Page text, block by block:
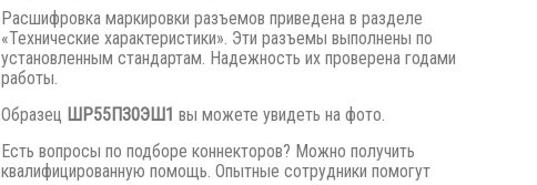
Расшифровка маркировки разъемов приведена в разделе
«Технические характеристики». Эти разъемы выполнены по
установленным стандартам. Надежность их проверена годами
работы.
Образец ШР55П30ЭШ1 вы можете увидеть на фото.
Есть вопросы по подборе коннекторов? Можно получить
квалифицированную помощь. Опытные сотрудники помогут